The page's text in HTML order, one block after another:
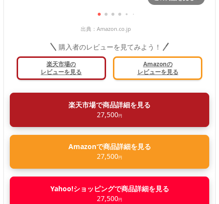
出典： Amazon.co.jp
購入者のレビューを見てみよう！
楽天市場の
レビューを見る
Amazonの
レビューを見る
楽天市場で商品詳細を見る
27,500円
Amazonで商品詳細を見る
27,500円
Yahoo!ショッピングで商品詳細を見る
27,500円